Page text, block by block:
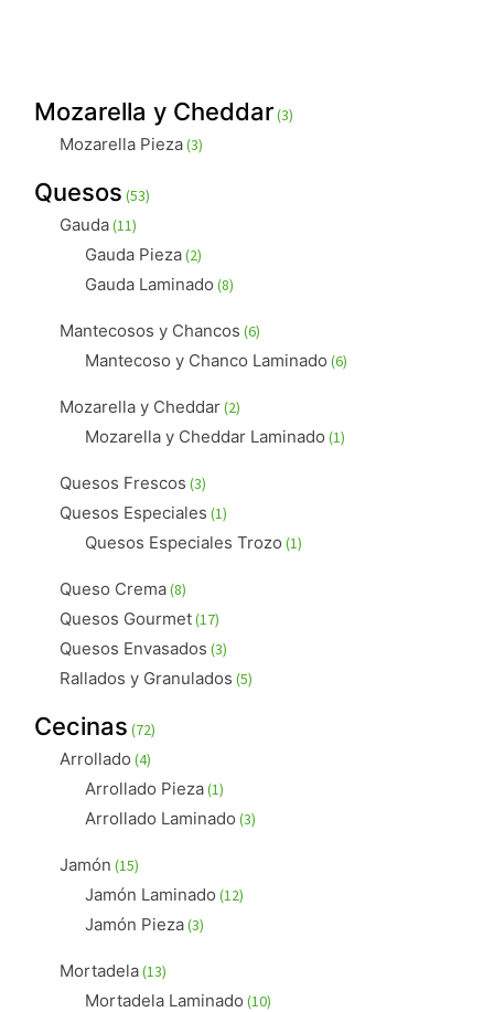
Mozarella y Cheddar 33
productos
Mozarella Pieza 33
Quesos 5353
productos
Gauda 1111
productos
Gauda Pieza 22
productos
Gauda Laminado 88
Mantecosos y Chancos 66
productos
Mantecoso y Chanco Laminado 66
Mozarella y Cheddar 22
productos
Mozarella y Cheddar Laminado 11
Quesos Frescos 33
productos
Quesos Especiales 11
producto
Quesos Especiales Trozo 11
Queso Crema 88
productos
Quesos Gourmet 1717
productos
Quesos Envasados 33
productos
Rallados y Granulados 55
Cecinas 7272
productos
Arrollado 44
productos
Arrollado Pieza 11
producto
Arrollado Laminado 33
Jamón 1515
productos
Jamón Laminado 1212
Jamón Pieza 33
Mortadela 1313
productos
Mortadela Laminado 1010